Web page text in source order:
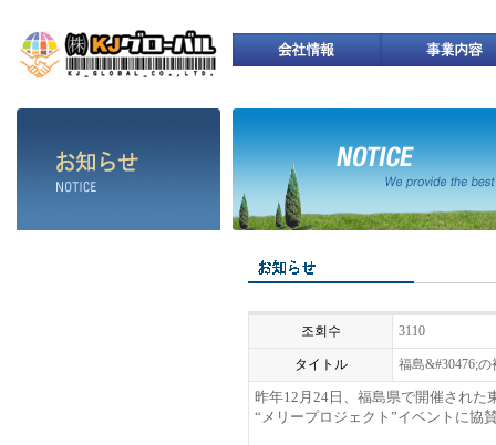
조회수 3110
タイトル 福島&#30476;
昨年12 月 24 日、福島県で開催された
“メリープロジェクト”イベントに協